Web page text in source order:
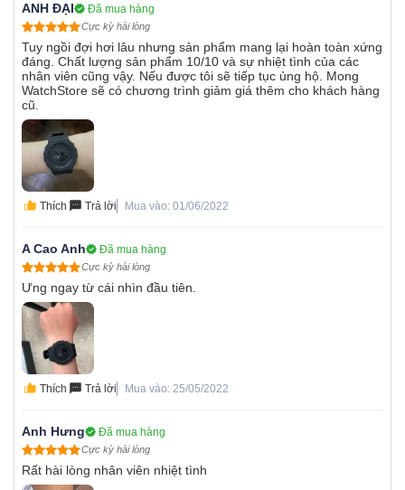
ANH ĐẠI Đã mua hàng
Cực kỳ hài lòng
Tuy ngồi đợi hơi lâu nhưng sản phẩm mang lại hoàn toàn xứng
đáng. Chất lượng sản phẩm 10/10 và sự nhiệt tình của các
nhân viên cũng vậy. Nếu được tôi sẽ tiếp tục ủng hộ. Mong
WatchStore sẽ có chương trình giảm giá thêm cho khách hàng
cũ.
Thích Trả lời Mua vào: 01/06/2022
A Cao Anh Đã mua hàng
Cực kỳ hài lòng
Ưng ngay từ cái nhìn đầu tiên.
Thích Trả lời Mua vào: 25/05/2022
Anh Hưng Đã mua hàng
Cực kỳ hài lòng
Rất hài lòng nhân viên nhiệt tình